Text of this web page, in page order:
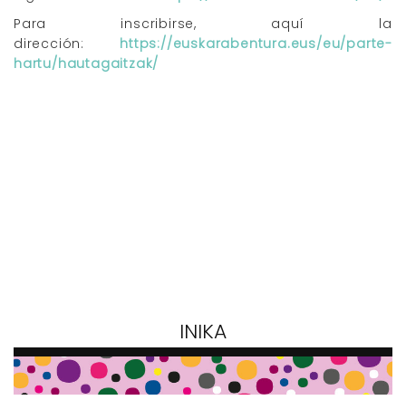
Para inscribirse, aquí la
dirección: https://euskarabentura.eus/eu/parte-
hartu/hautagaitzak/
INIKA